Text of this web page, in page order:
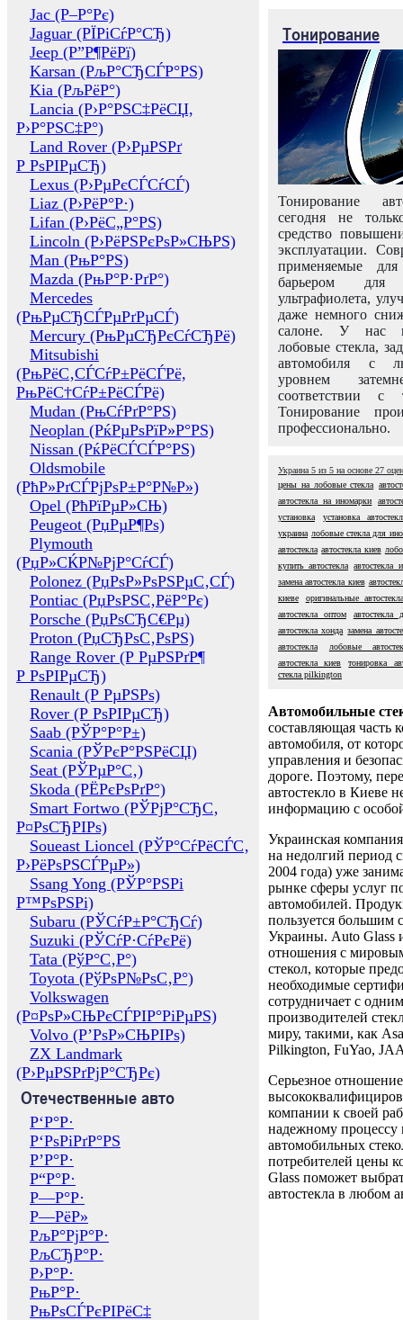
Jac (Р–Р°Рє)
Jaguar (РЇРіСѓР°СЂ)
Jeep (Р”Р¶РёРї)
Karsan (РљР°СЂСЃР°РЅ)
Kia (РљРёР°)
Lancia (Р›Р°РЅС‡РёСЏ,
Р›Р°РЅС‡Р°)
Land Rover (Р›РµРЅРґ
Р РѕРІРµСЂ)
Lexus (Р›РµРєСЃСѓСЃ)
Liaz (Р›РёР°Р·)
Lifan (Р›РёС„Р°РЅ)
Lincoln (Р›РёРЅРєРѕР»СЊРЅ)
Man (РњР°РЅ)
Mazda (РњР°Р·РґР°)
Mercedes
(РњРµСЂСЃРµРґРµСЃ)
Mercury (РњРµСЂРєСѓСЂРё)
Mitsubishi
(РњРёС‚СЃСѓР±РёСЃРё,
РњРёС†СѓР±РёСЃРё)
Mudan (РњСѓРґР°РЅ)
Neoplan (РќРµРѕРїР»Р°РЅ)
Nissan (РќРёСЃСЃР°РЅ)
Oldsmobile
(РћР»РґСЃРјРѕР±Р°Р№Р»)
Opel (РћРїРµР»СЊ)
Peugeot (РџРµР¶Рѕ)
Plymouth
(РџР»СЌР№РјР°СѓСЃ)
Polonez (РџРѕР»РѕРЅРµС‚СЃ)
Pontiac (РџРѕРЅС‚РёР°Рє)
Porsche (РџРѕСЂС€Рµ)
Proton (РџСЂРѕС‚РѕРЅ)
Range Rover (Р РµРЅРґР¶
Р РѕРІРµСЂ)
Renault (Р РµРЅРѕ)
Rover (Р РѕРІРµСЂ)
Saab (РЎР°Р°Р±)
Scania (РЎРєР°РЅРёСЏ)
Seat (РЎРµР°С‚)
Skoda (РЁРєРѕРґР°)
Smart Fortwo (РЎРјР°СЂС‚
Р¤РѕСЂРІРѕ)
Soueast Lioncel (РЎР°СѓРёСЃС‚
Р›РёРѕРЅСЃРµР»)
Ssang Yong (РЎР°РЅРі
Р™РѕРЅРі)
Subaru (РЎСѓР±Р°СЂСѓ)
Suzuki (РЎСѓР·СѓРєРё)
Tata (РўР°С‚Р°)
Toyota (РўРѕР№РѕС‚Р°)
Volkswagen
(Р¤РѕР»СЊРєСЃРІР°РіРµРЅ)
Volvo (Р’РѕР»СЊРІРѕ)
ZX Landmark
(Р›РµРЅРґРјР°СЂРє)
Отечественные авто
Р‘Р°Р·
Р‘РѕРіРґР°РЅ
Р’Р°Р·
Р“Р°Р·
Р—Р°Р·
Р—РёР»
РљР°РјР°Р·
РљСЂР°Р·
Р›Р°Р·
РњР°Р·
РњРѕСЃРєРІРёС‡
Тонирование
Тонирование
сегодня не
средство
эксплуатации.
применяемые
барьером для
ультрафиолета,
даже немного
салоне. У нас
лобовые стекла,
автомобиля с
уровнем
соответствии с
Тонирование
профессионально.
Украина 5 из 5 на основе 27
цены на лобовые стекла
автостекла на иномарки
установка
установка
украина лобовые стекла для
автостекла автостекла киев
купить автостекла автостекла
замена автостекла киев
киеве
оригинальные
автостекла оптом
автостекла
автостекла хонда замена
автостекла
лобовые
автостекла киев
тонировка
стекла pilkington
Автомобильные
составляющая часть
автомобиля, от
управления и
дороге. Поэтому,
автостекло в Киеве
информацию с
Украинская
на недолгий период
2004 года) уже
рынке сферы услуг
автомобилей.
пользуется большим
Украины. Auto Glass
отношения с
стекол, которые
необходимые
сотрудничает с
производителей
миру, такими, как
Pilkington, FuYao,
Серьезное отношение
компании к своей
надежному процессу
автомобильных
потребителей цены
Glass поможет
автостекла в любом